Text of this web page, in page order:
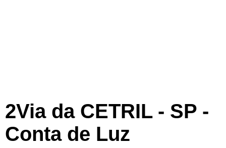
2Via da CETRIL - SP -
Conta de Luz